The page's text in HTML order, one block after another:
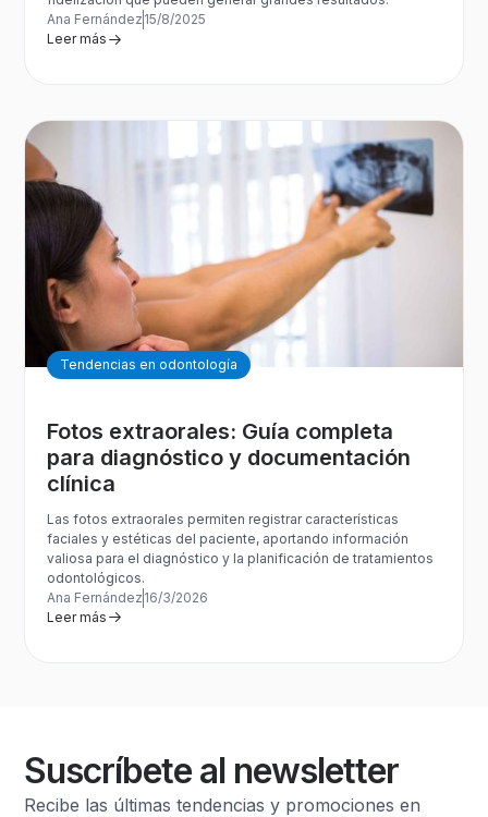
Ana Fernández 15/8/2025
Leer más
Tendencias en odontología
Fotos extraorales: Guía completa
para diagnóstico y documentación
clínica
Las fotos extraorales permiten registrar características
faciales y estéticas del paciente, aportando información
valiosa para el diagnóstico y la planificación de tratamientos
odontológicos.
Ana Fernández 16/3/2026
Leer más
Suscríbete al newsletter
Recibe las últimas tendencias y promociones en